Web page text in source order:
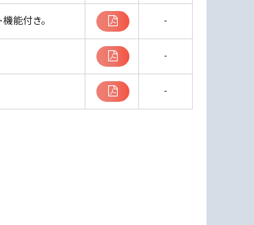
能付き。 -
-
-